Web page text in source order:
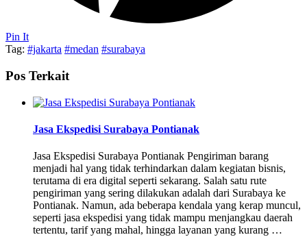
Pin It
Tag: #jakarta #medan #surabaya
Pos Terkait
Jasa Ekspedisi Surabaya Pontianak
Jasa Ekspedisi Surabaya Pontianak Pengiriman barang
menjadi hal yang tidak terhindarkan dalam kegiatan bisnis,
terutama di era digital seperti sekarang. Salah satu rute
pengiriman yang sering dilakukan adalah dari Surabaya ke
Pontianak. Namun, ada beberapa kendala yang kerap muncul,
seperti jasa ekspedisi yang tidak mampu menjangkau daerah
tertentu, tarif yang mahal, hingga layanan yang kurang …